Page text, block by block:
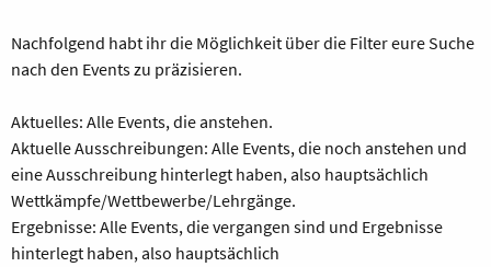
Nachfolgend habt ihr die Möglichkeit über die Filter eure Suche
nach den Events zu präzisieren.
Aktuelles: Alle Events, die anstehen.
Aktuelle Ausschreibungen: Alle Events, die noch anstehen und
eine Ausschreibung hinterlegt haben, also hauptsächlich
Wettkämpfe/Wettbewerbe/Lehrgänge.
Ergebnisse: Alle Events, die vergangen sind und Ergebnisse
hinterlegt haben, also hauptsächlich